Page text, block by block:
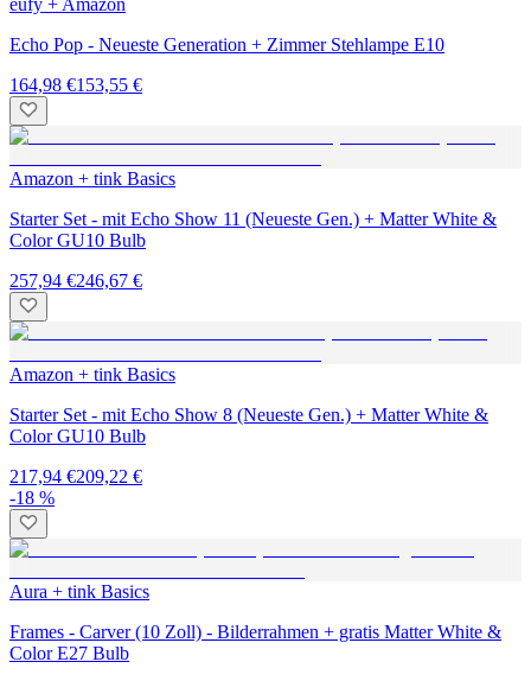
Echo Pop - Neueste Generation + Zimmer Stehlampe E10
164,98 €153,55 €
Amazon + tink Basics
Starter Set - mit Echo Show 11 (Neueste Gen.) + Matter White &
Color GU10 Bulb
257,94 €246,67 €
Amazon + tink Basics
Starter Set - mit Echo Show 8 (Neueste Gen.) + Matter White &
Color GU10 Bulb
217,94 €209,22 €
-18 %
Aura + tink Basics
Frames - Carver (10 Zoll) - Bilderrahmen + gratis Matter White &
Color E27 Bulb